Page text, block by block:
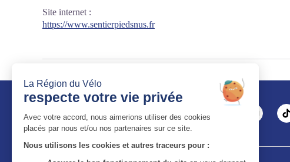
Site internet :
https://www.sentierpiedsnus.fr